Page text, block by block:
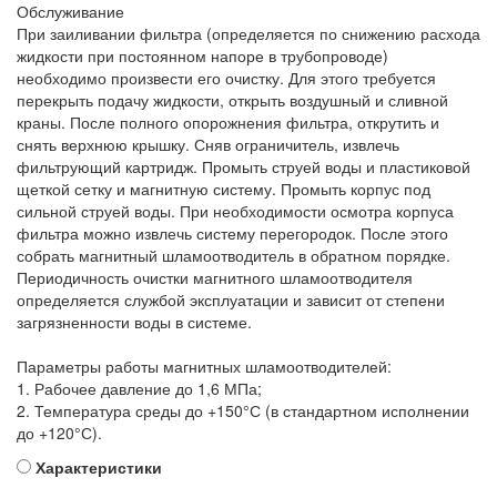
Обслуживание
При заиливании фильтра (определяется по снижению расхода
жидкости при постоянном напоре в трубопроводе)
необходимо произвести его очистку. Для этого требуется
перекрыть подачу жидкости, открыть воздушный и сливной
краны. После полного опорожнения фильтра, открутить и
снять верхнюю крышку. Сняв ограничитель, извлечь
фильтрующий картридж. Промыть струей воды и пластиковой
щеткой сетку и магнитную систему. Промыть корпус под
сильной струей воды. При необходимости осмотра корпуса
фильтра можно извлечь систему перегородок. После этого
собрать магнитный шламоотводитель в обратном порядке.
Периодичность очистки магнитного шламоотводителя
определяется службой эксплуатации и зависит от степени
загрязненности воды в системе.
Параметры работы магнитных шламоотводителей:
1. Рабочее давление до 1,6 МПа;
2. Температура среды до +150°С (в стандартном исполнении
до +120°С).
Характеристики